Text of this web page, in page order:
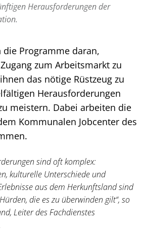
Herausforderungen der
die Programme daran,
zum Arbeitsmarkt zu
das nötige Rüstzeug zu
Herausforderungen
meistern. Dabei arbeiten die
Kommunalen Jobcenter des
sind oft komplex:
kulturelle Unterschiede und
aus dem Herkunftsland sind
die es zu überwinden gilt“, so
Leiter des Fachdienstes